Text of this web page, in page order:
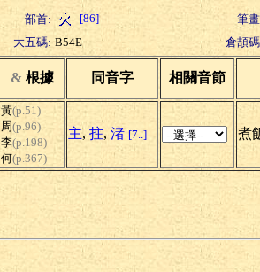
部首: [86]
筆
大五碼: B54E 倉頡
& 根據 同音字 相關音節
黃(p.51)
周(p.96)
李(p.198)
何(p.367)
主, 拄, 渚 [7..] 煮